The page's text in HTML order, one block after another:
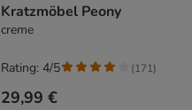
Kratzmöbel Peony
creme
29,99 €
Rating: 4/5 (171)